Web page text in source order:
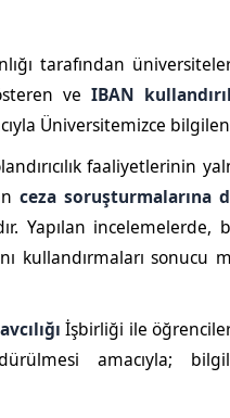
tarafından
ve IBAN
Üniversitemizce
faaliyetlerinin
ceza soruşturmalarına
Yapılan
kullandırmaları sonucu
İşbirliği ile
amacıyla;